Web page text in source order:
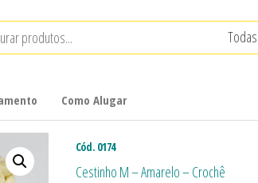
Como Alugar
Cód. 0174
Cestinho M – Amarelo – Crochê